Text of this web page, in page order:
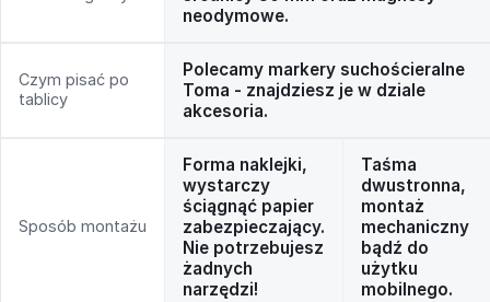
neodymowe.
Czym pisać po
tablicy
Polecamy markery suchościeralne
Toma - znajdziesz je w dziale
akcesoria.
Sposób montażu
Forma naklejki,
wystarczy
ściągnąć papier
zabezpieczający.
Nie potrzebujesz
żadnych
narzędzi!
Taśma
dwustronna,
montaż
mechaniczny
bądź do
użytku
mobilnego.